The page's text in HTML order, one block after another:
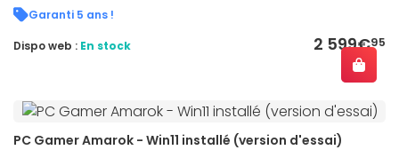
Garanti 5 ans !
2 599€95
Dispo web : En stock
PC Gamer Amarok - Win11 installé (version d'essai)